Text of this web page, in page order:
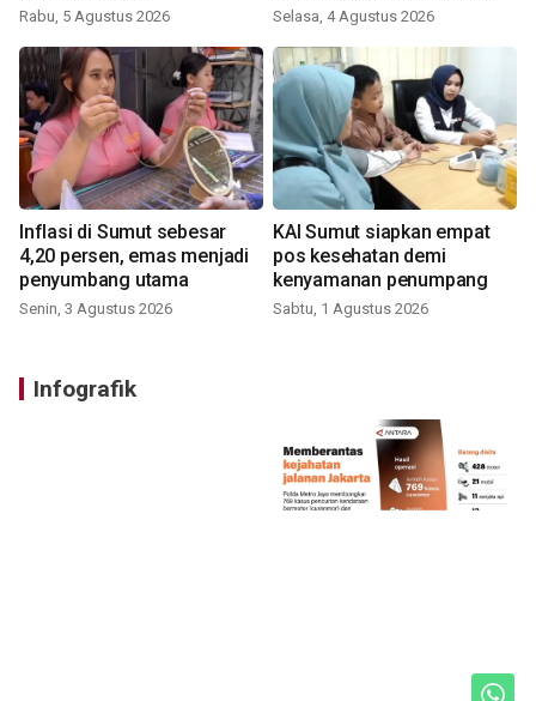
Rabu, 5 Agustus 2026 Selasa, 4 Agustus 2026
Inflasi di Sumut sebesar
4,20 persen, emas menjadi
penyumbang utama
Senin, 3 Agustus 2026
KAI Sumut siapkan empat
pos kesehatan demi
kenyamanan penumpang
Sabtu, 1 Agustus 2026
Infografik